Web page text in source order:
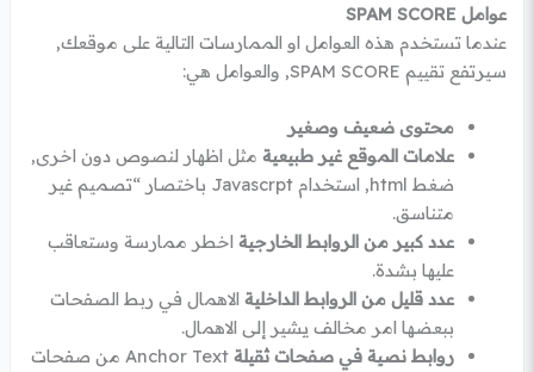
عوامل SPAM SCORE
عندما تستخدم هذه العوامل او الممارسات التالية على موقعك,
سيرتفع تقييم SPAM SCORE, والعوامل هي:
محتوى ضعيف وصغير
علامات الموقع غير طبيعية مثل اظهار لنصوص دون اخرى,
ضغط html, استخدام Javascrpt باختصار “تصميم غير
متناسق.
عدد كبير من الروابط الخارجية اخطر ممارسة وستعاقب
عليها بشدة.
عدد قليل من الروابط الداخلية الاهمال في ربط الصفحات
ببعضها امر مخالف يشير إلى الاهمال.
روابط نصية في صفحات ثقيلة
Anchor Text من صفحات